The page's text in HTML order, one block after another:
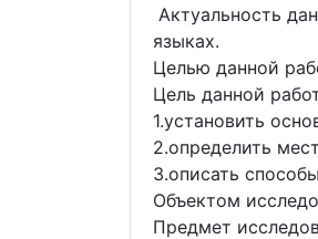
Актуальность
языках.
Целью данной
Цель данной
1.установить
2.определить
3.описать
Объектом
Предмет